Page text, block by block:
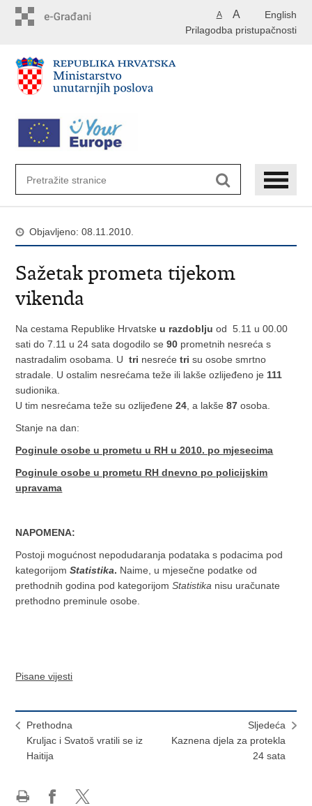
English
A A
Prilagodba pristupačnosti
Objavljeno: 08.11.2010.
Sažetak prometa tijekom
vikenda
Na cestama Republike Hrvatskeu razdobljuod 5.11 u 00.00
sati do 7.11 u 24 sata dogodilo se90 prometnih nesreća s
nastradalim osobama. U tri nesreće trisu osobe smrtno
stradale. U ostalim nesrećama teže ili lakše ozlijeđeno je 111
sudionika.
U tim nesrećama teže su ozlijeđene24 , a lakše87 osoba.
Stanje na dan:
Poginule osobe u prometu u RH u 2010. po mjesecima
Poginule osobe u prometu RH dnevno po policijskim
upravama
NAPOMENA:
Postoji mogućnost nepodudaranja podataka s podacima pod
kategorijomStatistika. Naime, u mjesečne podatke od
prethodnih godina pod kategorijomStatistika nisu uračunate
prethodno preminule osobe.
Pisane vijesti
Prethodna
Kruljac i Svatoš vratili se iz
Haitija
Sljedeća
Kaznena djela za protekla
24 sata